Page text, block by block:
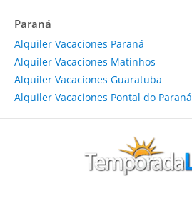
Paraná
Alquiler Vacaciones Paraná
Alquiler Vacaciones Matinhos
Alquiler Vacaciones Guaratuba
Alquiler Vacaciones Pontal do Paraná